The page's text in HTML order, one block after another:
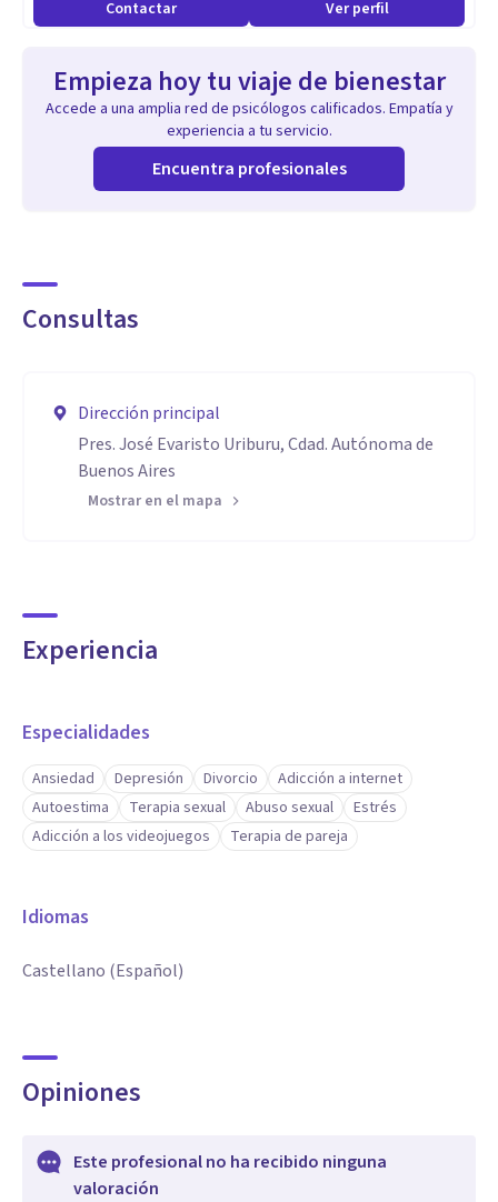
Contactar Ver perfil
Empieza hoy tu viaje de bienestar
Accede a una amplia red de psicólogos calificados. Empatía y
experiencia a tu servicio.
Encuentra profesionales
Consultas
Dirección principal
Pres. José Evaristo Uriburu, Cdad. Autónoma de
Buenos Aires
Mostrar en el mapa
Experiencia
Especialidades
Ansiedad Depresión Divorcio
Adicción a internet
Autoestima
Terapia sexual Abuso sexual
Estrés
Adicción a los videojuegos
Terapia de pareja
Idiomas
Castellano (Español)
Opiniones
Este profesional no ha recibido ninguna
valoración